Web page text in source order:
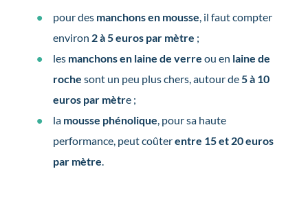
pour desmanchons en mousse, il faut compter
environ 2 à 5 euros par mètre ;
lesmanchons en laine de verre ou en laine de
roche sont un peu plus chers, autour de5 à 10
euros par mètre ;
la mousse phénolique, pour sa haute
performance, peut coûterentre 15 et 20 euros
par mètre.